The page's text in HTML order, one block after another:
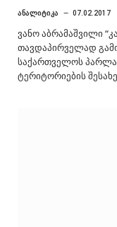
ᲐᲜᲐᲚᲘᲢᲘᲙᲐ 07.02.2017
ვანო აბრამაშვილი
თავდაპირველად
საქართველოს
ტერიტორიების